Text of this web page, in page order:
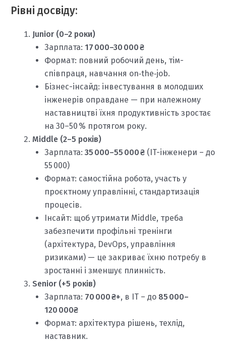
Рівні досвіду:
Junior (0–2 роки)
Зарплата: 17 000–30 000 ₴
Формат: повний робочий день, тім-
співпраця, навчання on‑the‑job.
Бізнес-інсайд: інвестування в молодших
інженерів оправдане — при належному
наставництві їхня продуктивність зростає
на 30–50 % протягом року.
Middle (2–5 років)
Зарплата: 35 000–55 000 ₴ (IT-інженери – до
55 000)
Формат: самостійна робота, участь у
проєктному управлінні, стандартизація
процесів.
Інсайт: щоб утримати Middle, треба
забезпечити профільні тренінги
(архітектура, DevOps, управління
ризиками) — це закриває їхню потребу в
зростанні і зменшує плинність.
Senior (+5 років)
Зарплата: 70 000 ₴+, в IT – до 85 000–
120 000₴
Формат: архітектура рішень, техлід,
наставник.